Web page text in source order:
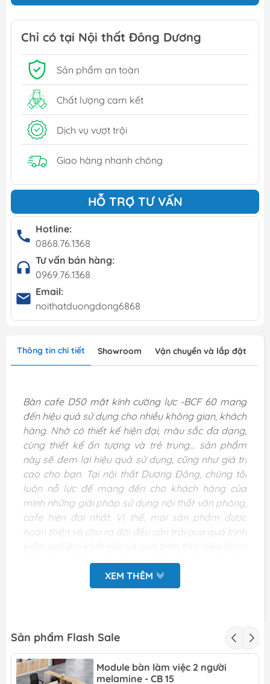
Chỉ có tại Nội thất Đông Dương
Sản phẩm an toàn
Chất lượng cam kết
Dịch vụ vượt trội
Giao hàng nhanh chóng
HỖ TRỢ TƯ VẤN
Hotline:
0868.76.1368
Tư vấn bán hàng:
0969.76.1368
Email:
noithatduongdong6868
Thông tin chi tiết Showroom Vận chuyển và lắp đặt
Bàn cafe D50 mặt kính cường lực -BCF 60 mang
đến hiệu quả sử dụng cho nhiều không gian, khách
hàng. Nhờ có thiết kế hiện đại, màu sắc đa dạng,
cùng thiết kế ấn tượng và trẻ trung... sản phẩm
này sẽ đem lại hiệu quả sử dụng, cũng như giá trị
cao cho bạn. Tại nội thất Dương Đông, chúng tôi
luôn nỗ lực để mang đến cho khách hàng của
mình những giải pháp sử dụng nội thất văn phòng,
cafe hiện đại nhất. Vì thế, mọi sản phẩm được
hoàn thiện và cho ra đời đều cần trải qua quá trình
hảo. Cùng chúng tôi tham khảo chi tiết mẫu bàn
cafe D50 mặt kính
cường lực -BCF 60
Kích
D500 x H550 mm
XEM THÊM
Sản phẩm Flash Sale
Module bàn làm việc 2 người
melamine - CB 15